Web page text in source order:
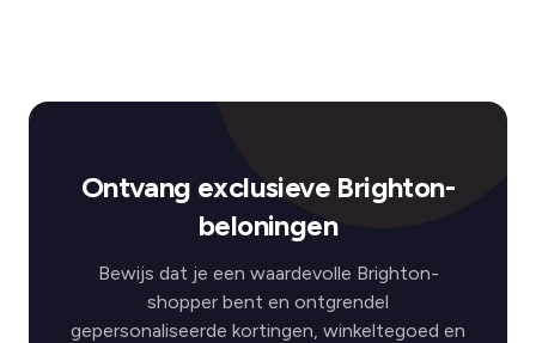
Ontvang exclusieve Brighton-
beloningen
Bewijs dat je een waardevolle Brighton-
shopper bent en ontgrendel
gepersonaliseerde kortingen, winkeltegoed en